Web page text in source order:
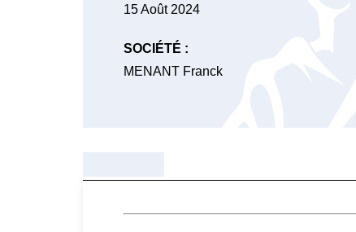
15 Août 2024
SOCIÉTÉ :
MENANT Franck